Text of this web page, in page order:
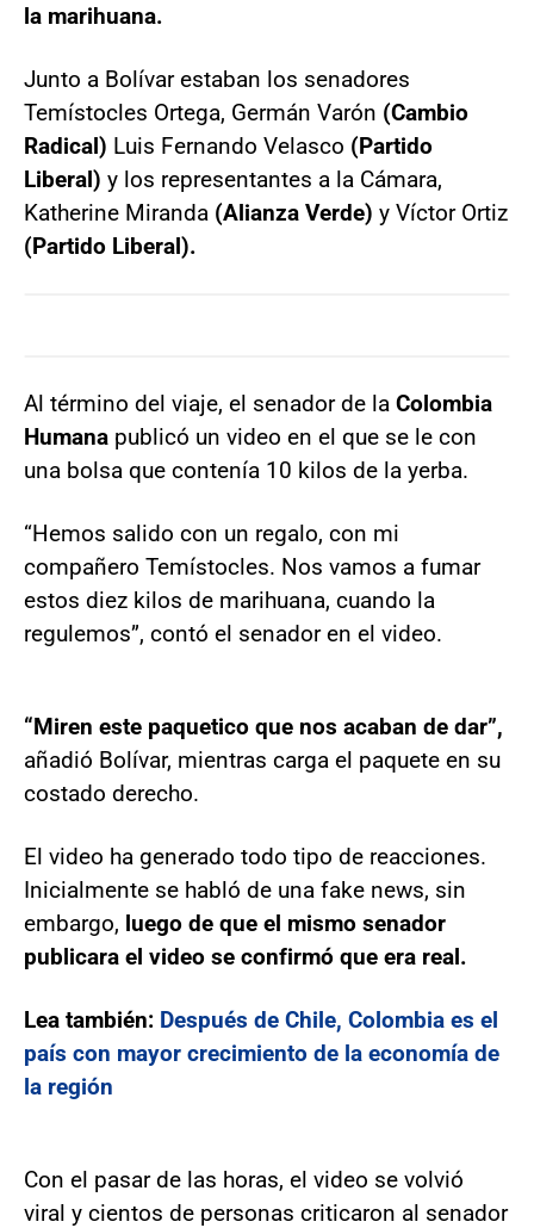
la marihuana.
Junto a Bolívar estaban los senadores
Temístocles Ortega, Germán Varón (Cambio
Radical) Luis Fernando Velasco (Partido
Liberal) y los representantes a la Cámara,
Katherine Miranda (Alianza Verde) y Víctor Ortiz
(Partido Liberal).
Al término del viaje, el senador de la Colombia
Humana publicó un video en el que se le con
una bolsa que contenía 10 kilos de la yerba.
“Hemos salido con un regalo, con mi
compañero Temístocles. Nos vamos a fumar
estos diez kilos de marihuana, cuando la
regulemos”, contó el senador en el video.
“Miren este paquetico que nos acaban de dar”,
añadió Bolívar, mientras carga el paquete en su
costado derecho.
El video ha generado todo tipo de reacciones.
Inicialmente se habló de una fake news, sin
embargo, luego de que el mismo senador
publicara el video se confirmó que era real.
Lea también: Después de Chile, Colombia es el
país con mayor crecimiento de la economía de
la región
Con el pasar de las horas, el video se volvió
viral y cientos de personas criticaron al senador